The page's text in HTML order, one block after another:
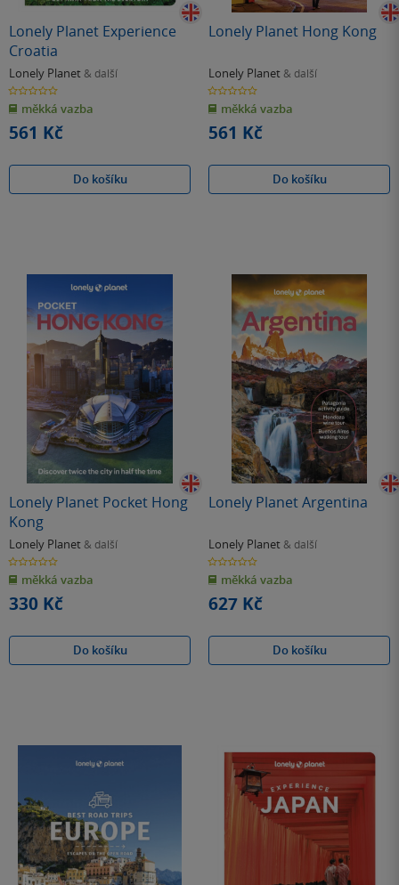
Lonely Planet Experience
Croatia
Lonely Planet & další
0.0
z
5
hvězdiček
měkká vazba
561 Kč
Do košíku
Lonely Planet Hong Kong
Lonely Planet & další
0.0
z
5
hvězdiček
měkká vazba
561 Kč
Do košíku
Lonely Planet Pocket Hong
Kong
Lonely Planet & další
0.0
z
5
hvězdiček
měkká vazba
330 Kč
Do košíku
Lonely Planet Argentina
Lonely Planet & další
0.0
z
5
hvězdiček
měkká vazba
627 Kč
Do košíku